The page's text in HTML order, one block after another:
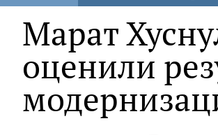
Марат
оценили